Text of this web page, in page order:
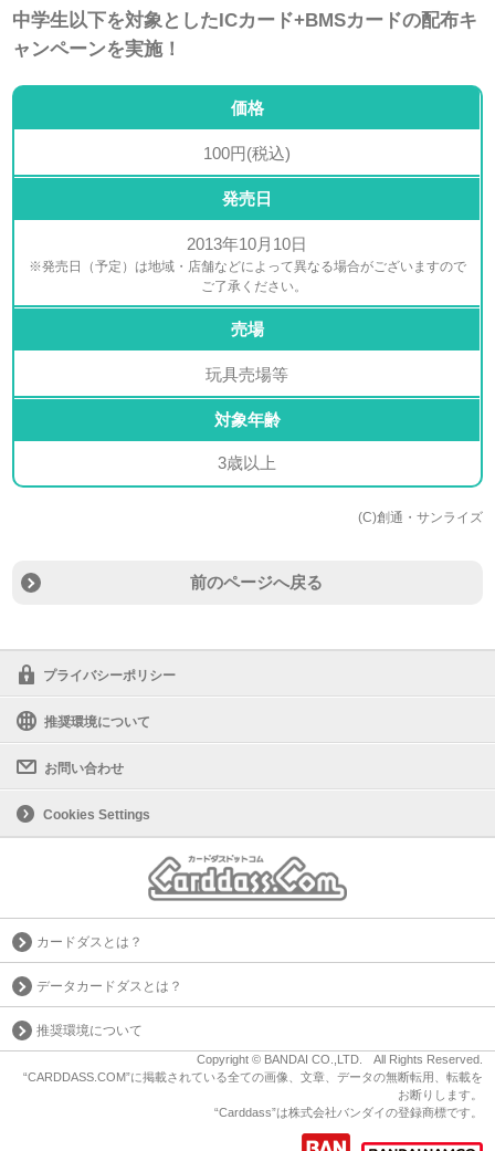
中学生以下を対象としたICカード+BMSカードの配布キ
ャンペーンを実施！
価格
100円(税込)
発売日
2013年10月10日
※発売日（予定）は地域・店舗などによって異なる場合がございますので
ご了承ください。
売場
玩具売場等
対象年齢
3歳以上
(C)創通・サンライズ
前のページへ戻る
プライバシーポリシー
推奨環境について
お問い合わせ
Cookies Settings
カードダスとは？
データカードダスとは？
推奨環境について
Copyright © BANDAI CO.,LTD. All Rights Reserved.
“CARDDASS.COM”に掲載されている全ての画像、文章、データの無断転用、転載を
お断りします。
“Carddass”は株式会社バンダイの登録商標です。